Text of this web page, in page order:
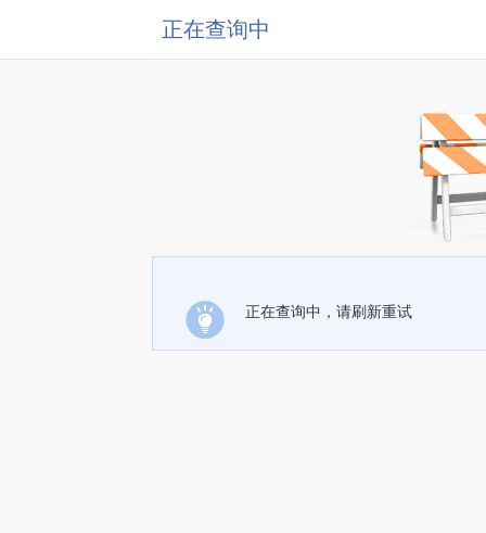
正在查询中
正在查询中，请刷新重试